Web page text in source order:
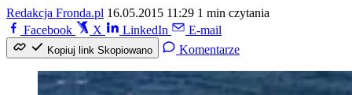
Redakcja Fronda.pl 16.05.2015 11:29 1 min czytania
Facebook
X LinkedIn E-mail
Kopiuj link Skopiowano Komentarze